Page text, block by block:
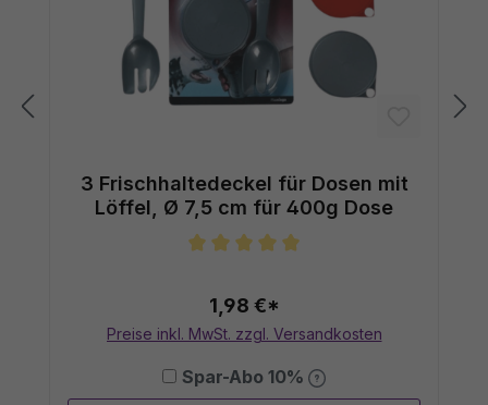
3 Frischhaltedeckel für Dosen mit
Löffel, Ø 7,5 cm für 400g Dose
1,98 €*
Preise inkl. MwSt. zzgl. Versandkosten
Spar-Abo 10%